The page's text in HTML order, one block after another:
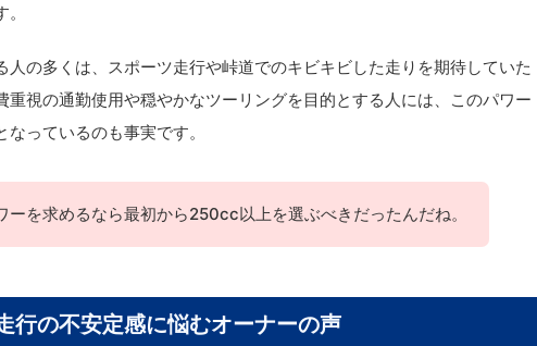
人の多くは、スポーツ走行や峠道でのキビキビした走りを期待していた
重視の通勤使用や穏やかなツーリングを目的とする人には、このパワー
っているのも事実です。
ーを求めるなら最初から250cc以上を選ぶべきだったんだね。
行の不安定感に悩むオーナーの声